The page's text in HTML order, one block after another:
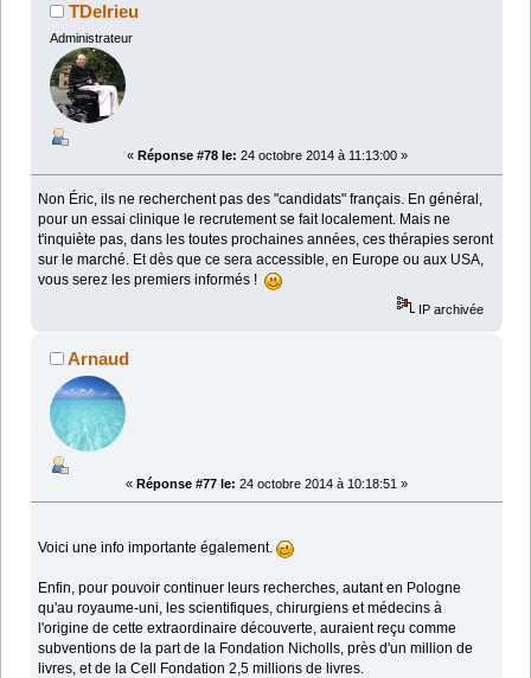
TDelrieu
Administrateur
« Réponse #78 le: 24 octobre 2014 à 11:13:00 »
Non Éric, ils ne recherchent pas des "candidats" français. En général,
pour un essai clinique le recrutement se fait localement. Mais ne
t'inquiète pas, dans les toutes prochaines années, ces thérapies seront
sur le marché. Et dès que ce sera accessible, en Europe ou aux USA,
vous serez les premiers informés !
IP archivée
Arnaud
« Réponse #77 le: 24 octobre 2014 à 10:18:51 »
Voici une info importante également.
Enfin, pour pouvoir continuer leurs recherches, autant en Pologne
qu'au royaume-uni, les scientifiques, chirurgiens et médecins à
l'origine de cette extraordinaire découverte, auraient reçu comme
subventions de la part de la Fondation Nicholls, près d'un million de
livres, et de la Cell Fondation 2,5 millions de livres.